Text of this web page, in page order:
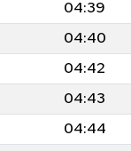
04:39
04:40
04:42
04:43
04:44